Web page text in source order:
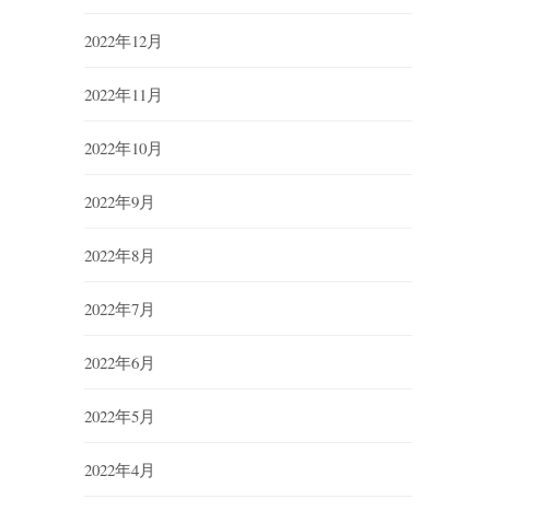
2022年12月
2022年11月
2022年10月
2022年9月
2022年8月
2022年7月
2022年6月
2022年5月
2022年4月